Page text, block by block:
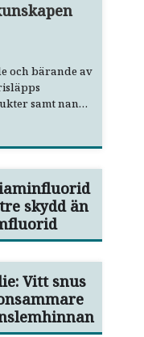
och bärande av
samt nano-
skydd än
Vitt snus